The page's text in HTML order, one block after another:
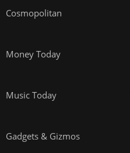
Cosmopolitan
Money Today
Music Today
Gadgets & Gizmos